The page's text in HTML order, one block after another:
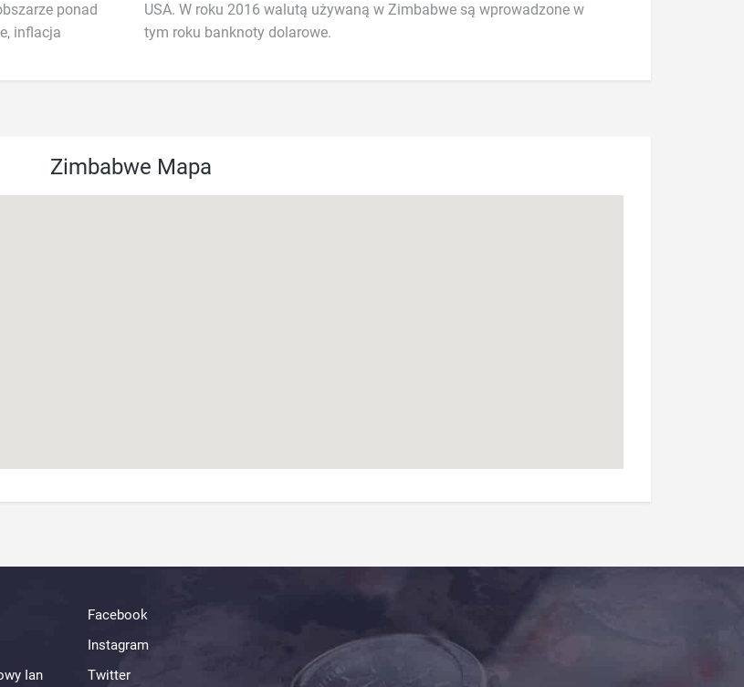
ponad
inflacja
USA. W roku 2016 walutą używaną w Zimbabwe są wprowadzone w
tym roku banknoty dolarowe.
Zimbabwe Mapa
Ian
Facebook
Instagram
Twitter